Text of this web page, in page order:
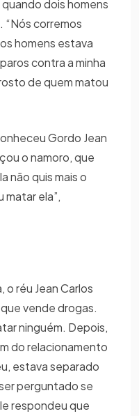
dois homens
“Nós corremos
homens estava
contra a minha
de quem matou
Gordo Jean
o namoro, que
não quis mais o
matar ela”,
o réu Jean Carlos
vende drogas.
ninguém. Depois,
do relacionamento
estava separado
perguntado se
respondeu que